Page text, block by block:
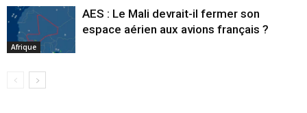
Afrique
AES : Le Mali devrait-il fermer son
espace aérien aux avions français ?